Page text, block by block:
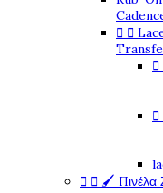
 


  🖌️ Πινέλα